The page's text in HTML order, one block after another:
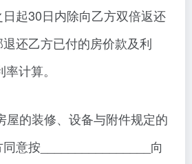
起30日内除向乙方双倍返还
还乙方已付的房价款及利
计算。
屋的装修、设备与附件规定的
意按________________向